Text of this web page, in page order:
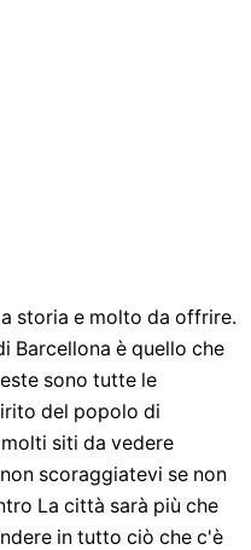
storia e molto da offrire.
Barcellona è quello che
sono tutte le
del popolo di
siti da vedere
scoraggiatevi se non
La città sarà più che
in tutto ciò che c'è